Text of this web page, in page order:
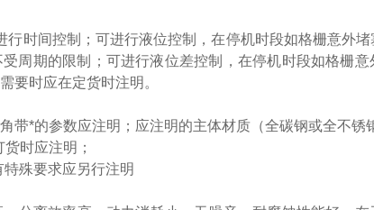
时间控制；可进行液位控制，在停机时段如格栅意外
周期的限制；可进行液位差控制，在停机时段如格栅
要时应在定货时注明。
带*的参数应注明；应注明的主体材质（全碳钢或全不锈
时应注明；
殊要求应另行注明